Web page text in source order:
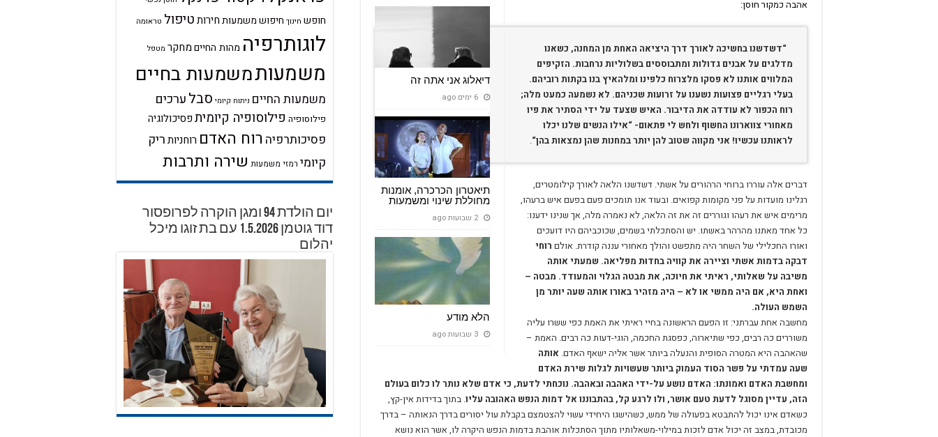
דיאלוג אני אתה זה
6 ימים ago
תיאטרון הכרכרה, אומנות
מחוללת שינוי ומשמעות
2 שבועות ago
הלא מודע
3 שבועות ago
אהבה כמקור חוסן:
“דשדשנו בחשיכה לאורך דרך היציאה האחת מן המחנה, כשאנו
מדלגים על אבנים גדולות ומתבוססים בשלוליות נרחבות. הזקיפים
המלווים אותנו לא פסקו מלצרוח כלפינו ומלהאיץ בנו בקתות רוביהם.
בעלי רגליים פצועות נשענו על זרועות שכניהם. לא נשמעה כמעט מלה;
רוח הכפור לא עודדה את הדיבור. האיש שצעד על ידי הסתיר את פיו
מאחורי צווארונו החשוף ולחש לי פתאום- “אילו הנשים שלנו יכלו
לראותנו עכשיו! אני מקווה שטוב להן יותר במחנות שהן נמצאות בהן“.
דברים אלה עוררו ברוחי הרהורים על אשתי. דשדשנו הלאה לאורך קילומטרים,
רגלינו מועדות על פני מקומות קפואים. ובעוד אנו תומכים פעם בפעם איש ברעהו,
מרימים איש את רעהו וגוררים זה את זה הלאה, לא נאמרה מלה, אך שנינו ידענו:
כל אחד מאתנו מהרהר באשתו. יש והסתכלתי בשמים, שכוכביהם היו דועכים
ואורו החכלילי של השחר היה מתפשט והולך מאחורי עננה קודרת. אולם רוחי
דבקה בדמות אשתי וציירה את קוויה בחדוּת מפליאה. שמעתי אותה
משיבה על שאלותי, ראיתי את חיוכה, את מבטה הגלוי והמעודד. מבטה –
ואחת היא, אם היה ממשי או לא – היה מזהיר באורו אותה שעה יותר מן
השמש העולה.
מחשבה אחת עברתני: זו הפעם הראשונה בחיי ראיתי את האמת כפי ששרו עליה
משוררים כה רבים, כפי שתיארוה, כפסגת החכמה, הוגי-דעות כה רבים. האמת –
שהאהבה היא המטרה הסופית והנעלה ביותר אשר אליה ישאף האדם. אותה
שעה עמדתי על פשר הסוד העמוק ביותר שעשויות לגלות שירת האדם
ומחשבת האדם ואמונתו: האדם נושע על-ידי האהבה ובאהבה. נוכחתי לדעת, כי אדם שלא נותר לו כלום בעולם
הזה, עדיין מסוגל לדעת טעם אושר, ולו לרגע קל, בהתבוננו אל דמות הנפש האהובה עליו. בתוך בדידות אין-קץ,
כשאדם אינו יכול להתבטא בפעולה של ממש, כשהישגו היחידי עשוי להצטמצם בקבלת עול יסורים בדרך הנאותה – בדרך
מכובדת, במצב זה יכול אדם לזכות במילוי-משאלותיו מתוך הסתכלות אוהבת בדמות הנפש היקרה לו, אשר הוא נושא
חופש חינוך חיפוש משמעותחירותטיפול טראומה
לוגותרפיה מהות החייםמחקר מטפל
משמעותמשמעות בחיים
משמעות החיים ניתוח קיומי סבלערכים
פילוסופיה פילוסופיה קיומיתפסיכולוגיה
פסיכותרפיה רוח האדם רוחניותריק
קיומי רמזי משמעות שירה ותרבות
יום הולדת 94 ומגן הוקרה לפרופסור
דוד גוטמן 1.5.2026 עם בת זוגו מיכל
יהלום